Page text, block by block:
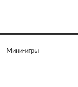
Мини-игры